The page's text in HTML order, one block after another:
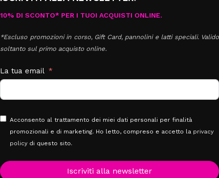
10% DI SCONTO* PER I TUOI ACQUISTI ONLINE.
*Escluso promozioni in corso, Gift Card, pannolini e latti speciali. Valido
soltanto sul primo acquisto online.
La tua email
Acconsento al trattamento dei miei dati personali per finalità
promozionali e di marketing. Ho letto, compreso e accetto la privacy
policy di questo sito.
Iscriviti alla newsletter